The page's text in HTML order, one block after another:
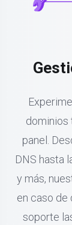
dominios
panel.
DNS hasta
y más,
en caso de
soporte